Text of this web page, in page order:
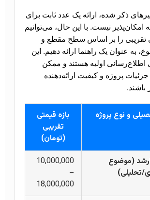
ذکر شده، ارائه یک عدد ثابت برای
امکان‌پذیر نیست. با این حال، می‌توانیم
تقریبی را بر اساس سطح مقطع و
به عنوان یک راهنما ارائه دهیم. این
اطلاع‌رسانی اولیه هستند و ممکن
پروژه و کیفیت ارائه‌دهنده
باشند.
و نوع پروژه
بازه قیمتی
تقریبی
(تومان)
(موضوع
تحلیلی)
10,000,000
–
18,000,000